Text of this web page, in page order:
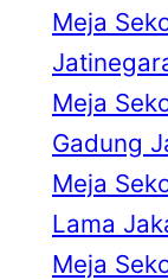
Meja
Meja
Gadung
Meja
Lama
Meja